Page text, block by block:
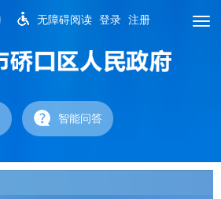
无障碍阅读 登录 注册
智能问答